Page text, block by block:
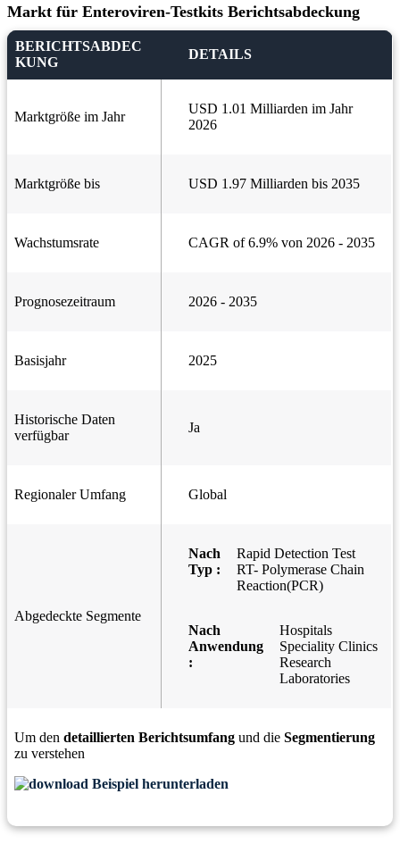
Markt für Enteroviren-Testkits Berichtsabdeckung
BERICHTSABDEC
KUNG
DETAILS
Marktgröße im Jahr
USD 1.01 Milliarden im Jahr
2026
Marktgröße bis USD 1.97 Milliarden bis 2035
Wachstumsrate CAGR of 6.9% von 2026 - 2035
Prognosezeitraum 2026 - 2035
Basisjahr 2025
Historische Daten
verfügbar
Ja
Regionaler Umfang Global
Abgedeckte Segmente
Nach
Typ :
Rapid Detection Test
RT- Polymerase Chain
Reaction(PCR)
Nach
Anwendung
:
Hospitals
Speciality Clinics
Research
Laboratories
Um den detaillierten Berichtsumfang und die Segmentierung
zu verstehen
Beispiel herunterladen